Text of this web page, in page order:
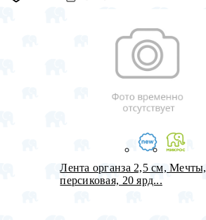
Лента органза 2,5 см, Мечты,
персиковая, 20 ярд...